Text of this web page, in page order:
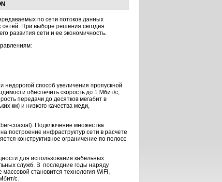
по сети потоков данных
сетей. При выборе решения сегодня
развития сети и ее экономичность.
способ увеличения пропускной
обеспечить скорость до 1 Мбит/с,
передачи до десятков мегабит в
км) и низкого качества меди,
coaxial ). Подключение множества
построение инфраструктур сети в расчете
конструктивное ограничение по полосе
для использования кабельных
служб. В последние годы наряду
становится технология WiFi,
с.